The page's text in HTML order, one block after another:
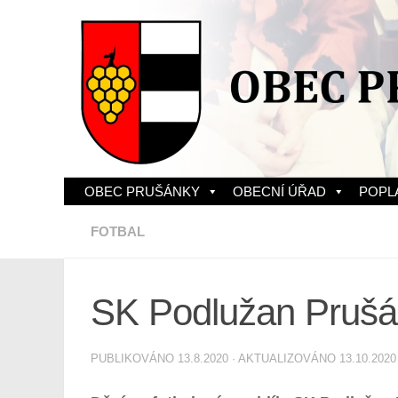
Skip to content
OBEC PRUŠÁNKY OBECNÍ ÚŘAD
FOTBAL
SK Podlužan
PUBLIKOVÁNO 13.8.2020 · AKTUALIZOVÁNO 13.10.2020